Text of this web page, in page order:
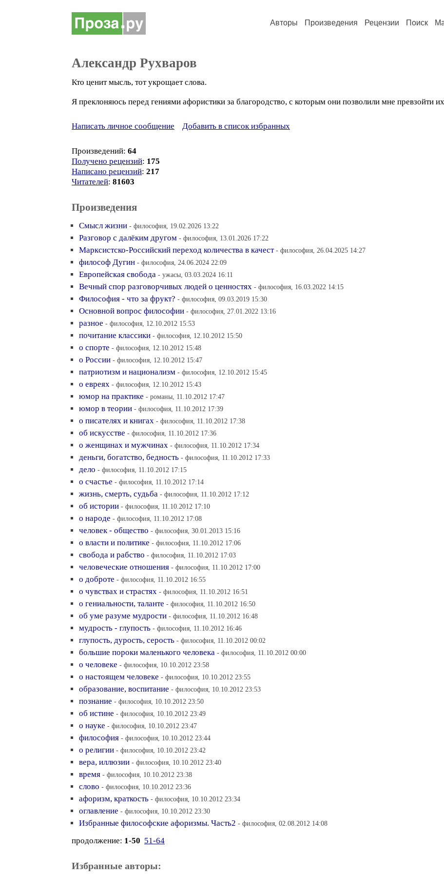
Авторы Произведения Рецензии Поиск
Александр Рухваров
Кто ценит мысль, тот укрощает слова.
Я преклоняюсь перед гениями афористики за благородство, с которым они позволили мне превзойти
Написать личное сообщение Добавить в список избранных
Произведений: 64
Получено рецензий: 175
Написано рецензий: 217
Читателей: 81603
Произведения
Смысл жизни - философия, 19.02.2026 13:22
Разговор с далёким другом - философия, 13.01.2026 17:22
Марксистско-Российский переход количества в качест - философия, 26.04.2025 14:27
философ Дугин - философия, 24.06.2024 22:09
Европейская свобода - ужасы, 03.03.2024 16:11
Вечный спор разговорчивых людей о ценностях - философия, 16.03.2022 14:15
Философия - что за фрукт? - философия, 09.03.2019 15:30
Основной вопрос философии - философия, 27.01.2022 13:16
разное - философия, 12.10.2012 15:53
почитание классики - философия, 12.10.2012 15:50
о спорте - философия, 12.10.2012 15:48
о России - философия, 12.10.2012 15:47
патриотизм и национализм - философия, 12.10.2012 15:45
о евреях - философия, 12.10.2012 15:43
юмор на практике - романы, 11.10.2012 17:47
юмор в теории - философия, 11.10.2012 17:39
о писателях и книгах - философия, 11.10.2012 17:38
об искусстве - философия, 11.10.2012 17:36
о женщинах и мужчинах - философия, 11.10.2012 17:34
деньги, богатство, бедность - философия, 11.10.2012 17:33
дело - философия, 11.10.2012 17:15
о счастье - философия, 11.10.2012 17:14
жизнь, смерть, судьба - философия, 11.10.2012 17:12
об истории - философия, 11.10.2012 17:10
о народе - философия, 11.10.2012 17:08
человек - общество - философия, 30.01.2013 15:16
о власти и политике - философия, 11.10.2012 17:06
свобода и рабство - философия, 11.10.2012 17:03
человеческие отношения - философия, 11.10.2012 17:00
о доброте - философия, 11.10.2012 16:55
о чувствах и страстях - философия, 11.10.2012 16:51
о гениальности, таланте - философия, 11.10.2012 16:50
об уме разуме мудрости - философия, 11.10.2012 16:48
мудрость - глупость - философия, 11.10.2012 16:46
глупость, дурость, серость - философия, 11.10.2012 00:02
большие пороки маленького человека - философия, 11.10.2012 00:00
о человеке - философия, 10.10.2012 23:58
о настоящем человеке - философия, 10.10.2012 23:55
образование, воспитание - философия, 10.10.2012 23:53
познание - философия, 10.10.2012 23:50
об истине - философия, 10.10.2012 23:49
о науке - философия, 10.10.2012 23:47
философия - философия, 10.10.2012 23:44
о религии - философия, 10.10.2012 23:42
вера, иллюзии - философия, 10.10.2012 23:40
время - философия, 10.10.2012 23:38
слово - философия, 10.10.2012 23:36
афоризм, краткость - философия, 10.10.2012 23:34
оглавление - философия, 10.10.2012 23:30
Избранные философские афоризмы. Часть2 - философия, 02.08.2012 14:08
продолжение: 1-50 51-64
Избранные авторы: